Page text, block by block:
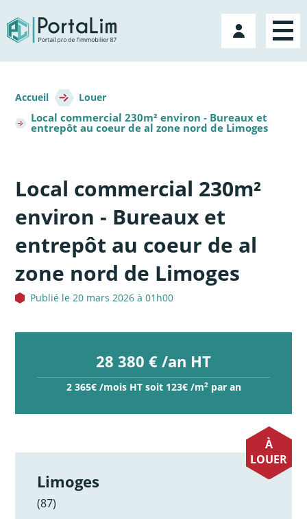
directement
au
contenu
Mon
compte
d'Ariane
Accueil Louer
Local commercial 230m² environ - Bureaux et
entrepôt au coeur de al zone nord de Limoges
Local commercial 230m²
environ - Bureaux et
entrepôt au coeur de al
zone nord de Limoges
Publié le 20 mars 2026 à 01h00
28 380 € /an HT
2 365€ /mois HT soit 123€ /m2par an
À
LOUER
Limoges
(87)